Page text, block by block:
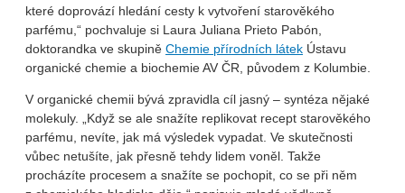
které doprovází hledání cesty k vytvoření starověkého
parfému,“ pochvaluje si Laura Juliana Prieto Pabón,
doktorandka ve skupině Chemie přírodních látek Ústavu
organické chemie a biochemie AV ČR, původem z Kolumbie.
V organické chemii bývá zpravidla cíl jasný – syntéza nějaké
molekuly. „Když se ale snažíte replikovat recept starověkého
parfému, nevíte, jak má výsledek vypadat. Ve skutečnosti
vůbec netušíte, jak přesně tehdy lidem voněl. Takže
procházíte procesem a snažíte se pochopit, co se při něm